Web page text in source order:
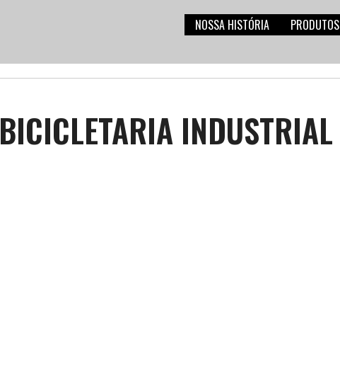
NOSSA HISTÓRIA PRODUTOS
BICICLETARIA INDUSTRIAL